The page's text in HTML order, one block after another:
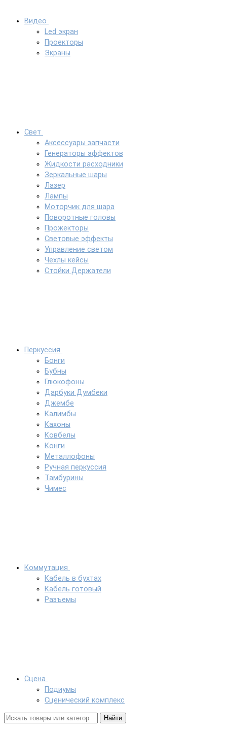
Видео
Led экран
Проекторы
Экраны
Свет
Аксессуары запчасти
Генераторы эффектов
Жидкости расходники
Зеркальные шары
Лазер
Лампы
Моторчик для шара
Поворотные головы
Прожекторы
Световые эффекты
Управление светом
Чехлы кейсы
Стойки Держатели
Перкуссия
Бонги
Бубны
Глюкофоны
Дарбуки Думбеки
Джембе
Калимбы
Кахоны
Ковбелы
Конги
Металлофоны
Ручная перкуссия
Тамбурины
Чимес
Коммутация
Кабель в бухтах
Кабель готовый
Разъемы
Сцена
Подиумы
Сценический комплекс
Найти